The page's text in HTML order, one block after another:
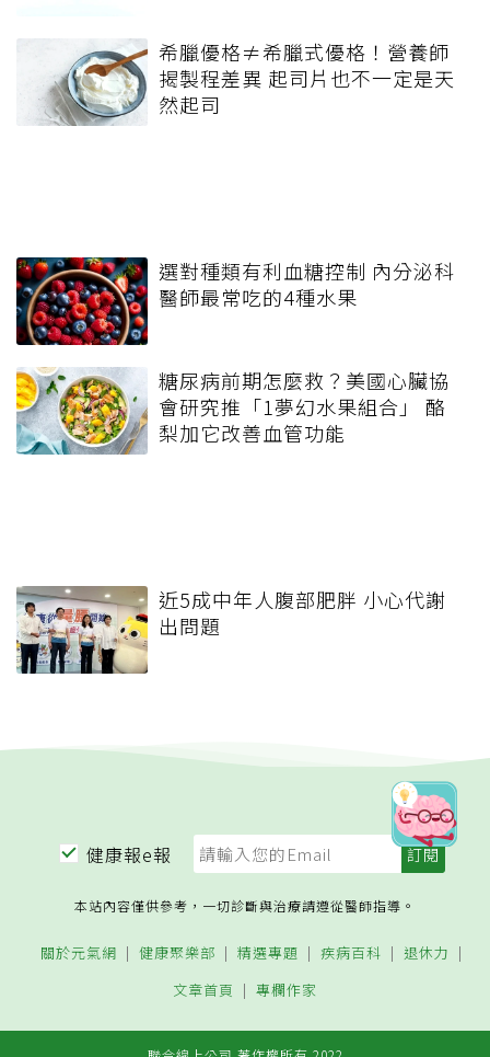
希臘優格≠希臘式優格！營養師
揭製程差異 起司片也不一定是天
然起司
選對種類有利血糖控制 內分泌科
醫師最常吃的4種水果
糖尿病前期怎麼救？美國心臟協
會研究推「1夢幻水果組合」 酪
梨加它改善血管功能
近5成中年人腹部肥胖 小心代謝
出問題
健康報e報
本站內容僅供參考，一切診斷與治療請遵從醫師指導。
關於元氣網 健康聚樂部 精選專題 疾病百科
退休力
文章首頁
專欄作家